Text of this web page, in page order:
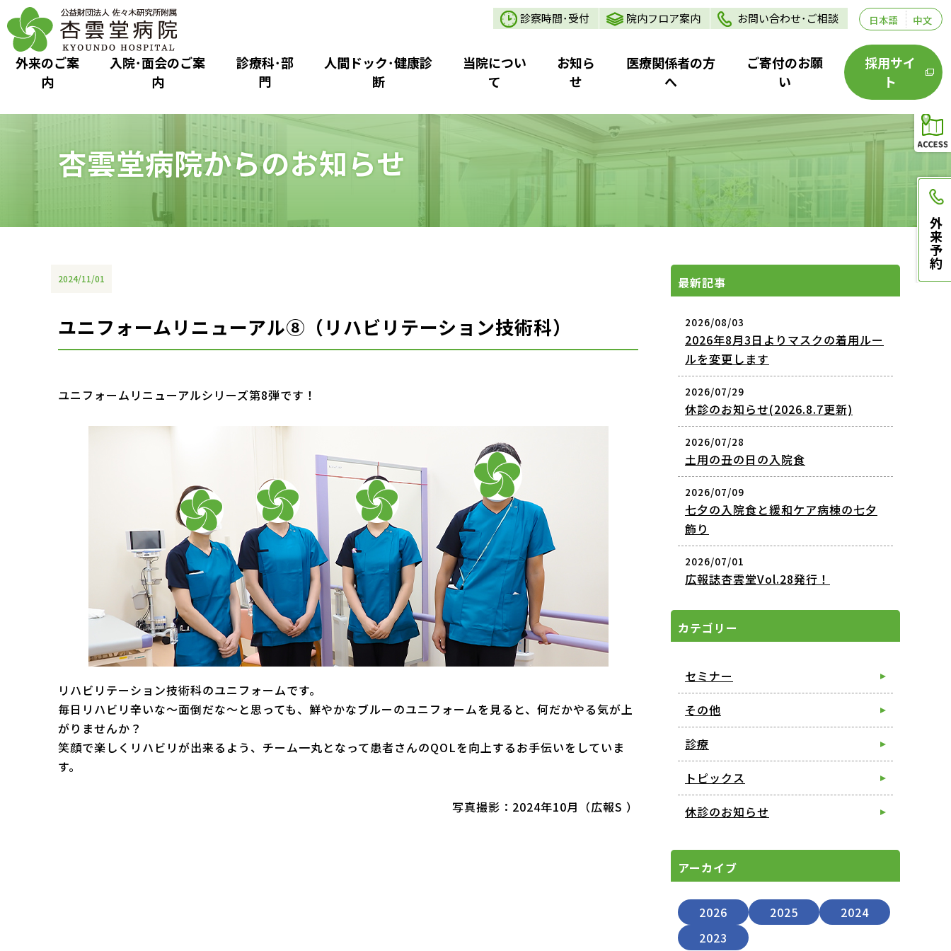
外来のご案
内
入院･面会のご案
内
診療科･部
門
人間ドック･健康診
断
当院につい
て
お知ら
せ
医療関係者の方
へ
ご寄付のお願
い
採用サイ
ト
診察時間･受付 院内フロア案内 お問い合わせ･ご相談 日本語 中文
杏雲堂病院からのお知らせ
2024/11/01
ユニフォームリニューアル⑧（リハビリテーション技術科）
ユニフォームリニューアルシリーズ第8弾です！
リハビリテーション技術科のユニフォームです。
毎日リハビリ辛いな～面倒だな～と思っても、鮮やかなブルーのユニフォームを見ると、何だかやる気が上
がりませんか？
笑顔で楽しくリハビリが出来るよう、チーム一丸となって患者さんのQOLを向上するお手伝いをしていま
す。
写真撮影：2024年10月（広報S ）
最新記事
2026/08/03
2026年8月3日よりマスクの着用ルー
ルを変更します
2026/07/29
休診のお知らせ(2026.8.7更新)
2026/07/28
土用の丑の日の入院食
2026/07/09
七夕の入院食と緩和ケア病棟の七夕
飾り
2026/07/01
広報誌杏雲堂Vol.28発行！
カテゴリー
セミナー
その他
診療
トピックス
休診のお知らせ
アーカイブ
2026 2025
2024
2023
外来予約